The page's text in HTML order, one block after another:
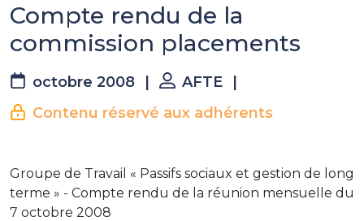
Compte rendu de la
commission placements
octobre 2008 AFTE
Contenu réservé aux adhérents
Groupe de Travail « Passifs sociaux et gestion de long
terme » - Compte rendu de la réunion mensuelle du
7 octobre 2008